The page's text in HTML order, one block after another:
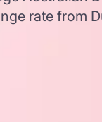
rate from